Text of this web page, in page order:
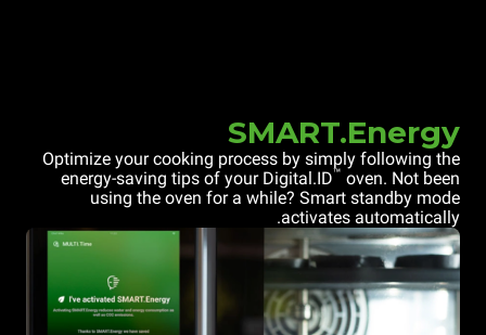
SMART.Energy
Optimize your cooking process by simply following the
energy-saving tips of your Digital.ID™ oven. Not been
using the oven for a while? Smart standby mode
activates automatically.